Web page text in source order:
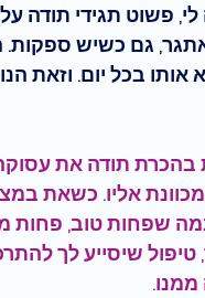
פשוט תגידי תודה
גם כשיש ספקות.
בכל יום. וזאת
תודה את עסוקה
מכוונת אליו. כשאת
שפחות טוב, פחות
טיפול שיסייע לך
ממנו.